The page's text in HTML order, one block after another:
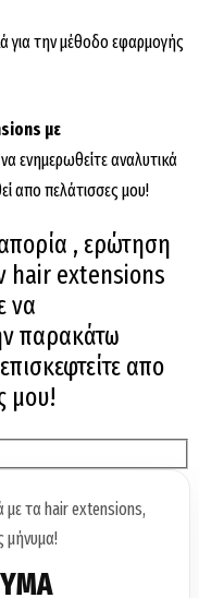
για την μέθοδο εφαρμογής
με
να ενημερωθείτε αναλυτικά
απο πελάτισσες μου!
, ερώτηση
hair extensions
να
παρακάτω
απο
μου!
με τα hair extensions,
μήνυμα!